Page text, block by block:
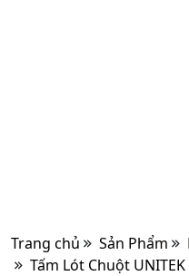
Trang chủ Sản Phẩm
Tấm Lót Chuột